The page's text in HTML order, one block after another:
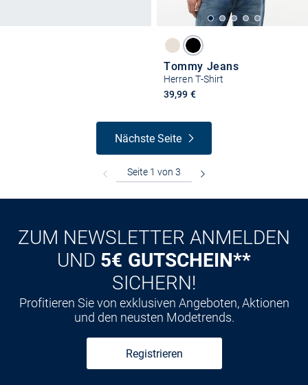
Tommy Jeans
Herren T-Shirt
39,99 €
Nächste Seite
ZUM NEWSLETTER ANMELDEN
UND 5€ GUTSCHEIN**
SICHERN!
Profitieren Sie von exklusiven Angeboten, Aktionen
und den neusten Modetrends.
Registrieren